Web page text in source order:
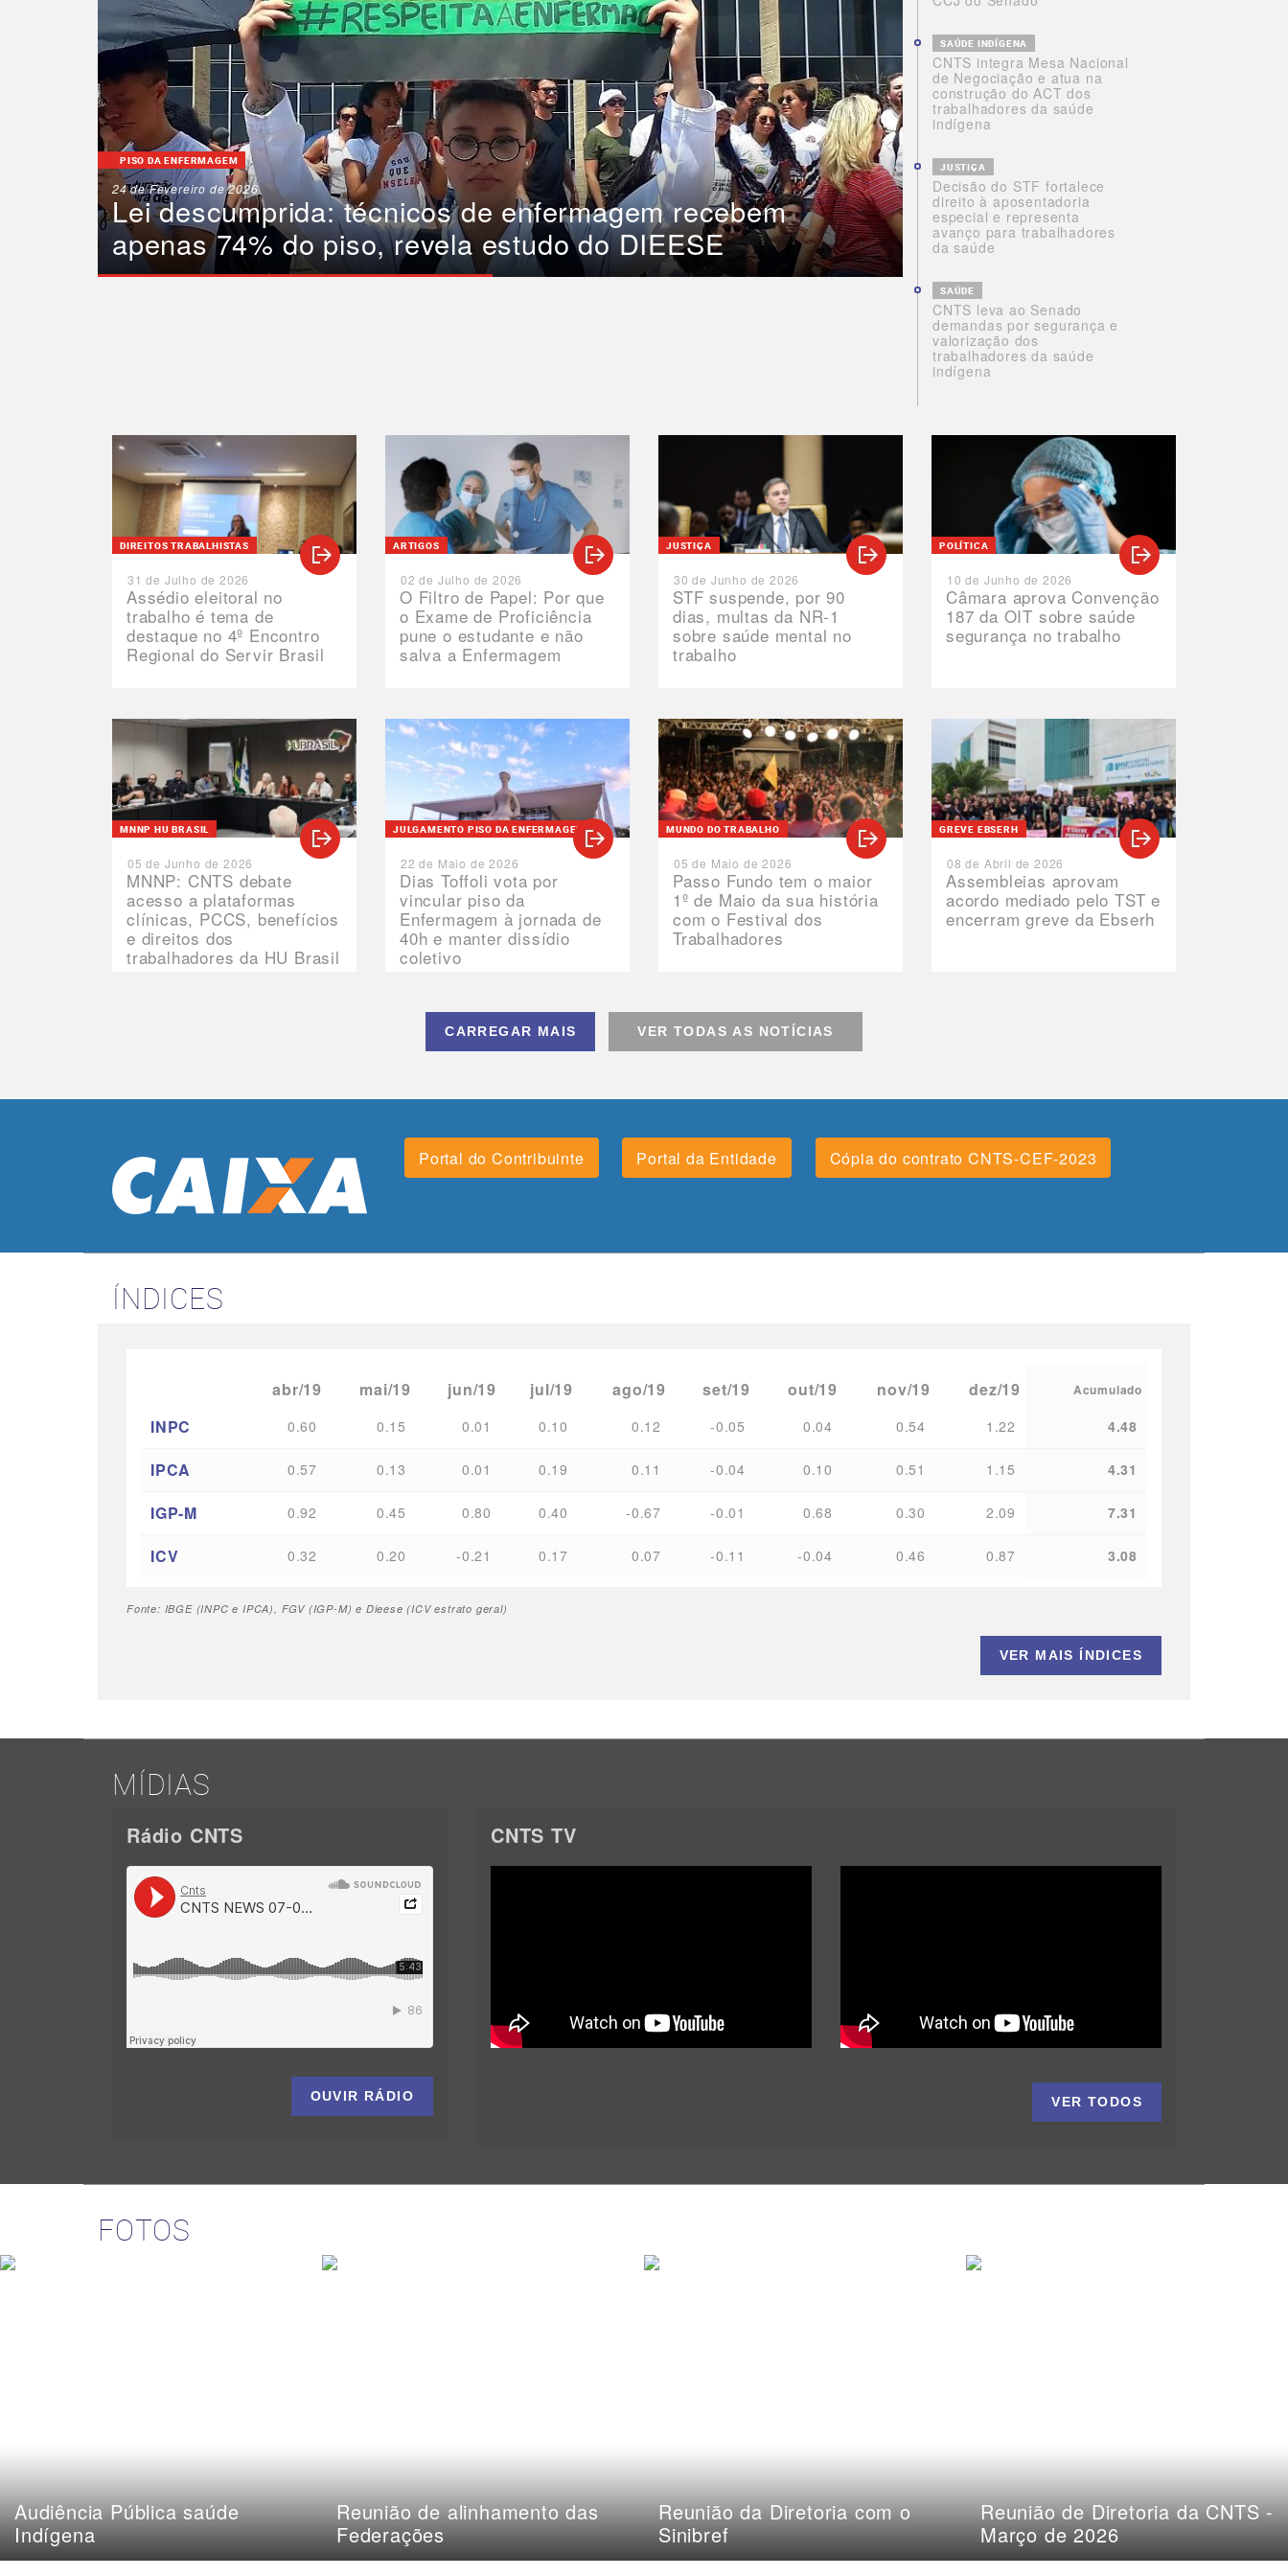
Lei descumprida: técnicos de enfermagem recebem
apenas 74% do piso, revela estudo do DIEESE
PISO DA ENFERMAGEM
24 de Fevereiro de 2026
CNTS integra Mesa Nacional
de Negociação e atua na
construção do ACT dos
trabalhadores da saúde
indígena
SAÚDE INDÍGENA
Decisão do STF fortalece
direito à aposentadoria
especial e representa
avanço para trabalhadores
da saúde
JUSTIÇA
CNTS leva ao Senado
demandas por segurança e
valorização dos
trabalhadores da saúde
indígena
SAÚDE
Assédio eleitoral no
trabalho é tema de
destaque no 4º Encontro
Regional do Servir Brasil
DIREITOS TRABALHISTAS
31 de Julho de 2026
O Filtro de Papel: Por que
o Exame de Proficiência
pune o estudante e não
salva a Enfermagem
ARTIGOS
02 de Julho de 2026
STF suspende, por 90
dias, multas da NR-1
sobre saúde mental no
trabalho
JUSTIÇA
30 de Junho de 2026
Câmara aprova Convenção
187 da OIT sobre saúde
segurança no trabalho
POLÍTICA
10 de Junho de 2026
MNNP: CNTS debate
acesso a plataformas
clínicas, PCCS, benefícios
e direitos dos
trabalhadores da HU Brasil
MNNP HU BRASIL
05 de Junho de 2026
Dias Toffoli vota por
vincular piso da
Enfermagem à jornada de
40h e manter dissídio
coletivo
JULGAMENTO PISO DA ENFERMAGEM
22 de Maio de 2026
Passo Fundo tem o maior
1º de Maio da sua história
com o Festival dos
Trabalhadores
MUNDO DO TRABALHO
05 de Maio de 2026
Assembleias aprovam
acordo mediado pelo TST e
encerram greve da Ebserh
GREVE EBSERH
08 de Abril de 2026
CARREGAR MAIS VER TODAS AS NOTÍCIAS
Portal do Contribuinte Portal da Entidade Cópia do contrato CNTS-CEF-2023
ÍNDICES
abr/19 mai/19 jun/19 jul/19 ago/19 set/19 out/19 nov/19 dez/19 Acumulado
INPC 0.60 0.15 0.01 0.10 0.12 -0.05 0.04 0.54 1.22 4.48
IPCA 0.57 0.13 0.01 0.19 0.11 -0.04 0.10 0.51 1.15 4.31
IGP-M 0.92 0.45 0.80 0.40 -0.67 -0.01 0.68 0.30 2.09 7.31
ICV 0.32 0.20 -0.21 0.17 0.07 -0.11 -0.04 0.46 0.87 3.08
Fonte: IBGE (INPC e IPCA), FGV (IGP-M) e Dieese (ICV estrato geral)
VER MAIS ÍNDICES
MÍDIAS
Rádio CNTS
OUVIR RÁDIO
CNTS TV
VER TODOS
FOTOS
Audiência Pública saúde
Indígena
Reunião de alinhamento das
Federações
Reunião da Diretoria com o
Sinibref
Reunião de Diretoria da CNTS -
Março de 2026